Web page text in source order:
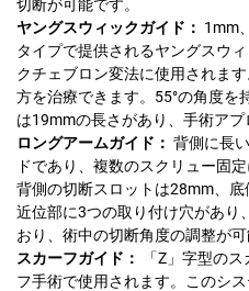
切断が可能です。
ヤングスウィックガイド： 1mm
タイプで提供されるヤングスウ
クチェブロン変法に使用されま
方を治療できます。55°の角度を
は19mmの長さがあり、手術アプ
ロングアームガイド： 背側に長
ドであり、複数のスクリュー固
背側の切断スロットは28mm、底
近位部に3つの取り付け穴があり
おり、術中の切断角度の調整が可
スカーフガイド：
「Z」字型の
フ手術で使用されます。このシ